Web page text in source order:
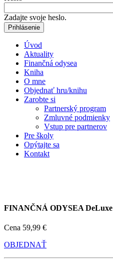
Zadajte svoje heslo.
Úvod
Aktuality
Finančná odysea
Kniha
O mne
Objednať hru/knihu
Zarobte si
Partnerský program
Zmluvné podmienky
Vstup pre partnerov
Pre školy
Opýtajte sa
Kontakt
FINANČNÁ ODYSEA DeLuxe
Cena 59,99 €
OBJEDNAŤ